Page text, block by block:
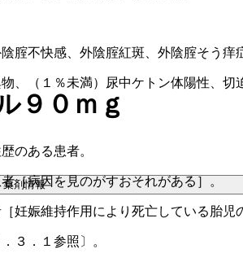
不快感、外陰腟紅斑、外陰腟そう痒
、（１％未満）尿中ケトン体陽性、切
のある患者。
病因を見のがすおそれがある］。
娠維持作用により死亡している胎児
３．１参照〕。
９０ｍｇ
薬剤情報